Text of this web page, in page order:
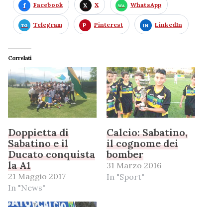
Facebook X WhatsApp
Telegram Pinterest LinkedIn
Correlati
Doppietta di
Sabatino e il
Ducato conquista
la A1
21 Maggio 2017
In "News"
Calcio: Sabatino,
il cognome dei
bomber
31 Marzo 2016
In "Sport"